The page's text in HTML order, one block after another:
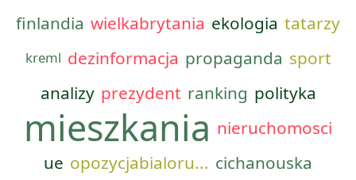
finlandia wielkabrytania ekologia tatarzy
kreml dezinformacja propaganda sport
analizy prezydent ranking polityka
mieszkania nieruchomosci
ue opozycjabialoru... cichanouska